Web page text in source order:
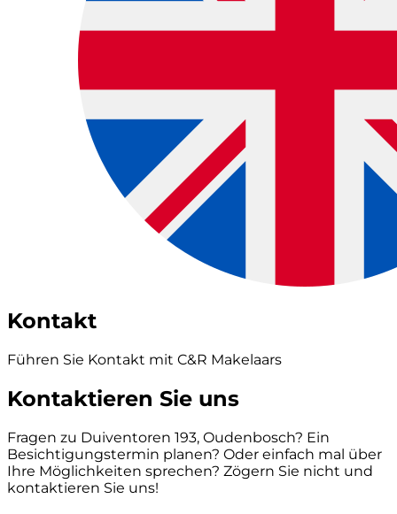
Kontakt
Führen Sie Kontakt mit C&R Makelaars
Kontaktieren Sie uns
Fragen zu Duiventoren 193, Oudenbosch? Ein
Besichtigungstermin planen? Oder einfach mal über
Ihre Möglichkeiten sprechen? Zögern Sie nicht und
kontaktieren Sie uns!